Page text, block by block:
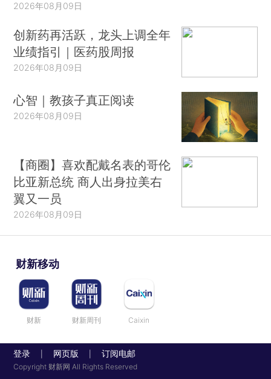
2026年08月09日
创新药再活跃，龙头上调全年
业绩指引｜医药股周报
2026年08月09日
心智｜教孩子真正阅读
2026年08月09日
【商圈】喜欢配戴名表的哥伦
比亚新总统 商人出身拉美右
翼又一员
2026年08月09日
财新移动
财新 财新周刊 Caixin
登录 网页版 订阅电邮
Copyright 财新网 All Rights Reserved